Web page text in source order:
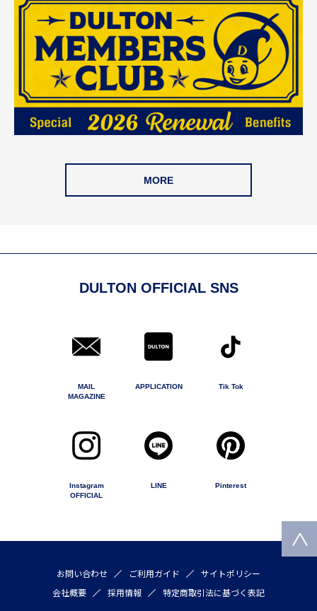
MORE
DULTON OFFICIAL SNS
MAIL
MAGAZINE
APPLICATION Tik Tok
Instagram
OFFICIAL
LINE Pinterest
お問い合わせ ご利用ガイド
サイトポリシー
会社概要
採用情報 特定商取引法に基づく表記